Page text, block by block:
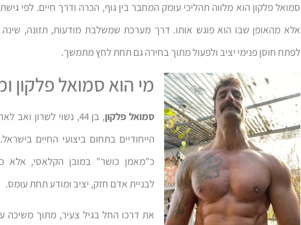
סמואל פלקון הוא מלווה תהליכי עומק המחבר בין גוף, הכרה ודרך חיים. לפי
אלא מהאופן שבו הוא פוגש אותו. דרך מערכת שמשלבת מודעות, תזונה, שינה
לפתח חוסן פנימי יציב ולפעול מתוך בחירה גם תחת לחץ מתמשך.
מי הוא סמואל פלקון
סמואל פלקון
, בן 44, נשוי לשרון
הייחודיים בתחום ביצועי החיים
כ"מאמן כושר" במובן הקלאסי, אלא
לבניית אדם חזק, יציב ומודע תחת עומס.
את דרכו החל בגיל צעיר, מתוך משיכה